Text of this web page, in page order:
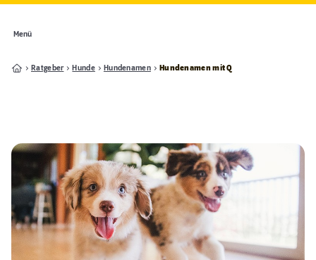
Menü
Ratgeber Hunde Hundenamen Hundenamen mit Q